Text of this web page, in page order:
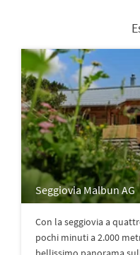
Seggiovia Malbun AG
Con la seggiovia a
pochi minuti a 2.000